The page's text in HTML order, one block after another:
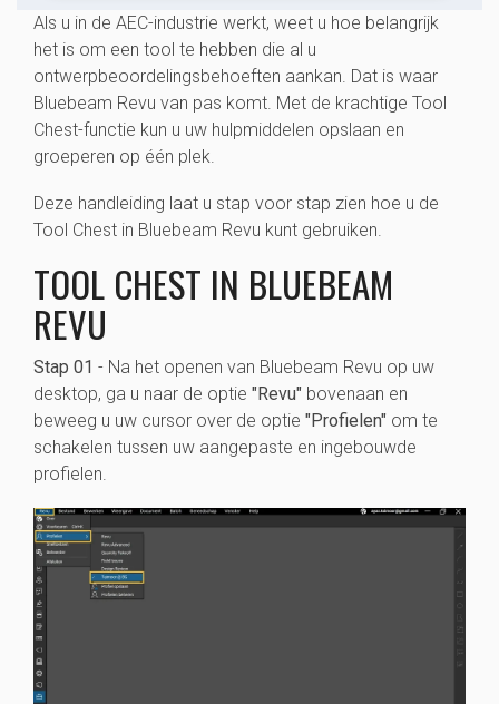
Als u in de AEC-industrie werkt, weet u hoe belangrijk
het is om een tool te hebben die al u
ontwerpbeoordelingsbehoeften aankan. Dat is waar
Bluebeam Revu van pas komt. Met de krachtige Tool
Chest-functie kun u uw hulpmiddelen opslaan en
groeperen op één plek.
Deze handleiding laat u stap voor stap zien hoe u de
Tool Chest in Bluebeam Revu kunt gebruiken.
TOOL CHEST IN BLUEBEAM
REVU
Stap 01 - Na het openen van Bluebeam Revu op uw
desktop, ga u naar de optie "Revu" bovenaan en
beweeg u uw cursor over de optie "Profielen" om te
schakelen tussen uw aangepaste en ingebouwde
profielen.